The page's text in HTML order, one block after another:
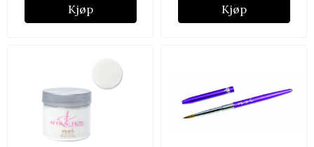
Kjøp Kjøp